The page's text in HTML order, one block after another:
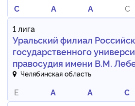
C A A C
1 лига
Уральский филиал
государственного
правосудия имени В.М.
Челябинская область
E A A C